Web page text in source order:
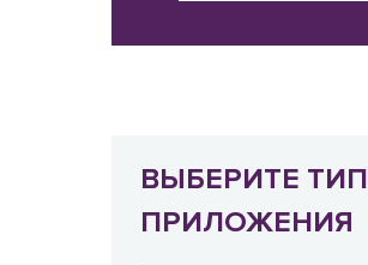
ВЫБЕРИТЕ ТИП
ПРИЛОЖЕНИЯ